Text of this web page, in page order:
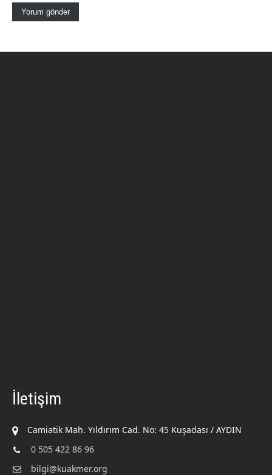
İletişim
Camiatik Mah. Yıldırım Cad. No: 45 Kuşadası / AYDIN
0 505 422 86 96
bilgi@kuakmer.org